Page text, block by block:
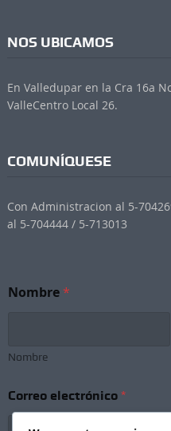
NOS UBICAMOS
En Valledupar en la Cra 16a
ValleCentro Local 26.
COMUNÍQUESE
Con Administracion al 5-
al 5-704444 / 5-713013
Nombre*
Nombre
Correo electrónico *